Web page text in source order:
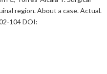
region. About a case. Actual.
104 DOI: